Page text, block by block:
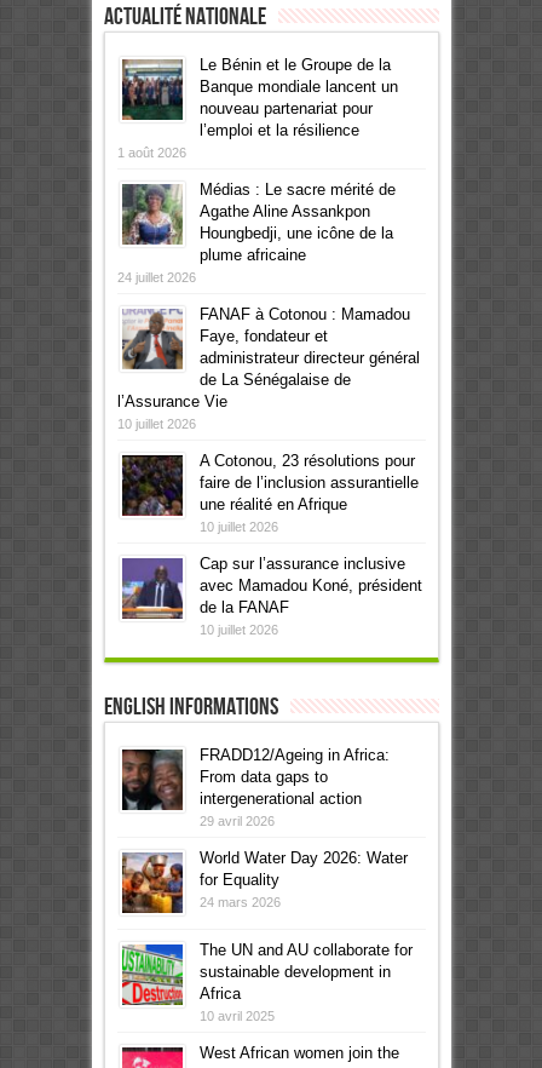
Actualité Nationale
Le Bénin et le Groupe de la
Banque mondiale lancent un
nouveau partenariat pour
l’emploi et la résilience
1 août 2026
Médias : Le sacre mérité de
Agathe Aline Assankpon
Houngbedji, une icône de la
plume africaine
24 juillet 2026
FANAF à Cotonou : Mamadou
Faye, fondateur et
administrateur directeur général
de La Sénégalaise de
l’Assurance Vie
10 juillet 2026
A Cotonou, 23 résolutions pour
faire de l’inclusion assurantielle
une réalité en Afrique
10 juillet 2026
Cap sur l’assurance inclusive
avec Mamadou Koné, président
de la FANAF
10 juillet 2026
English informations
FRADD12/Ageing in Africa:
From data gaps to
intergenerational action
29 avril 2026
World Water Day 2026: Water
for Equality
24 mars 2026
The UN and AU collaborate for
sustainable development in
Africa
10 avril 2025
West African women join the